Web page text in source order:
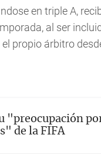
en triple A,
al ser
propio árbitro
"preocupación
de la FIFA